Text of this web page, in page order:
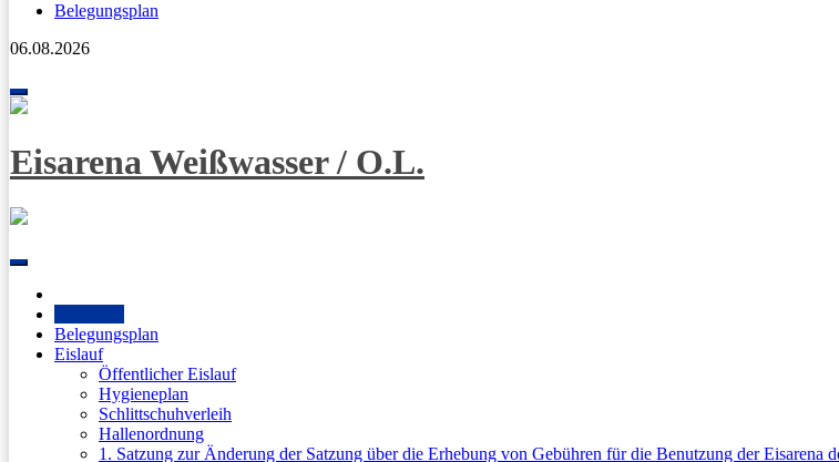
contentBelegungsplan
06.08.2026
Toggle
navigation
Eisarena Weißwasser / O.L.
Skip
content
Belegungsplan
Eislauf
Öffentlicher Eislauf
Hygieneplan
Schlittschuhverleih
Hallenordnung
1. Satzung zur Änderung der Satzung über die Erhebung von Gebühren für die Benutzung der Eisarena